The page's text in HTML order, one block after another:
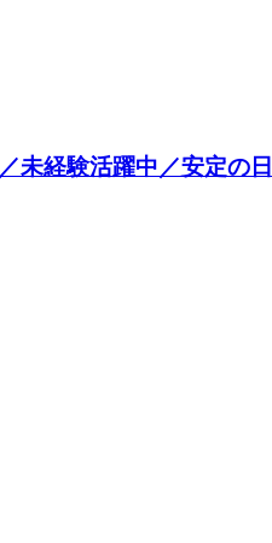
未経験活躍中／安定